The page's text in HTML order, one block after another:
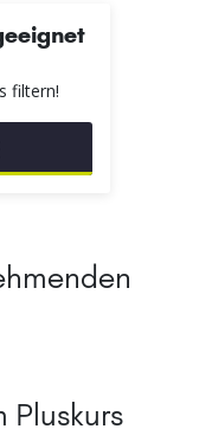
filtern!
Pluskurs